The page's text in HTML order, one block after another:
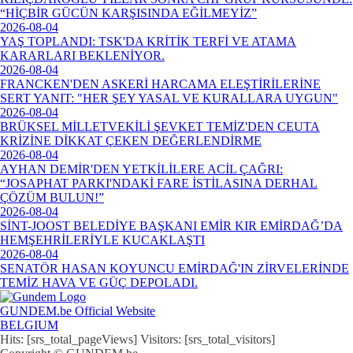
“HİÇBİR GÜCÜN KARŞISINDA EĞİLMEYİZ”
2026-08-04
YAŞ TOPLANDI: TSK'DA KRİTİK TERFİ VE ATAMA
KARARLARI BEKLENİYOR.
2026-08-04
FRANCKEN'DEN ASKERİ HARCAMA ELEŞTİRİLERİNE
SERT YANIT: "HER ŞEY YASAL VE KURALLARA UYGUN"
2026-08-04
BRÜKSEL MİLLETVEKİLİ ŞEVKET TEMİZ'DEN CEUTA
KRİZİNE DİKKAT ÇEKEN DEĞERLENDİRME
2026-08-04
AYHAN DEMİR'DEN YETKİLİLERE ACİL ÇAĞRI:
“JOSAPHAT PARKI'NDAKİ FARE İSTİLASINA DERHAL
ÇÖZÜM BULUN!”
2026-08-04
SİNT-JOOST BELEDİYE BAŞKANI EMİR KIR EMİRDAĞ’DA
HEMŞEHRİLERİYLE KUCAKLAŞTI
2026-08-04
SENATÖR HASAN KOYUNCU EMİRDAĞ'IN ZİRVELERİNDE
TEMİZ HAVA VE GÜÇ DEPOLADI.
GUNDEM.be Official Website
BELGIUM
Hits: [srs_total_pageViews] Visitors: [srs_total_visitors]